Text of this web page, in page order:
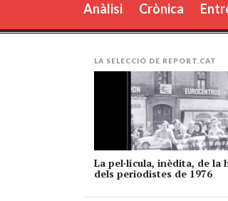
Anàlisi Crònica
LA SELECCIÓ DE REPORT.CAT
La pel·lícula, inèdita, de la
dels periodistes de 1976